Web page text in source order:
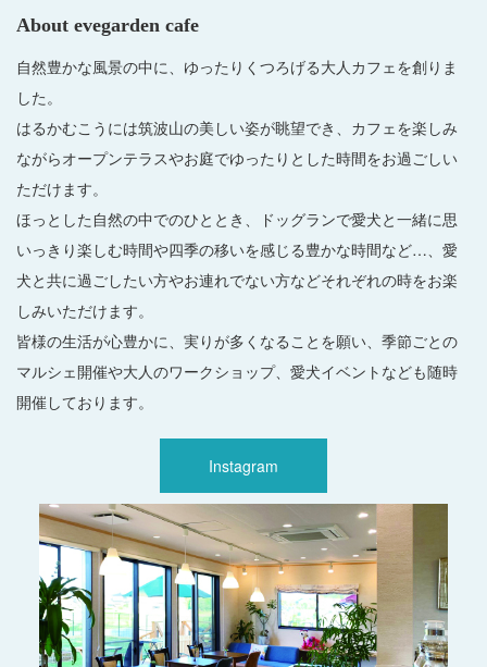
About evegarden cafe
自然豊かな風景の中に、ゆったりくつろげる大人カフェを創りま
した。
はるかむこうには筑波山の美しい姿が眺望でき、カフェを楽しみ
ながらオープンテラスやお庭でゆったりとした時間をお過ごしい
ただけます。
ほっとした自然の中でのひととき、ドッグランで愛犬と一緒に思
いっきり楽しむ時間や四季の移いを感じる豊かな時間など…、愛
犬と共に過ごしたい方やお連れでない方などそれぞれの時をお楽
しみいただけます。
皆様の生活が心豊かに、実りが多くなることを願い、季節ごとの
マルシェ開催や大人のワークショップ、愛犬イベントなども随時
開催しております。
Instagram